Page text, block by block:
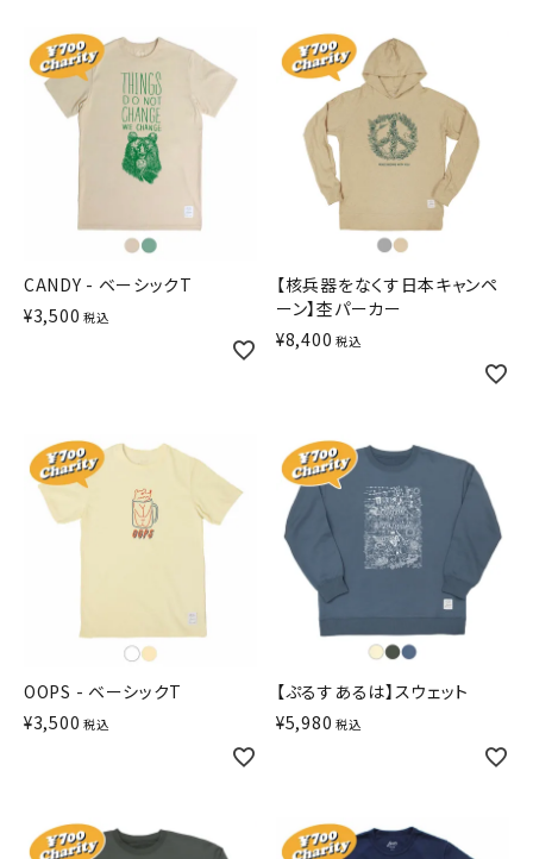
CANDY - ベーシックT
¥3,500 税込
【核兵器をなくす日本キャンペ
ーン】杢パーカー
¥8,400 税込
OOPS - ベーシックT
¥3,500 税込
【ぷるすあるは】スウェット
¥5,980 税込